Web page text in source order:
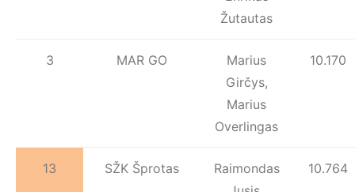
Žutautas
3 MAR GO
Marius
Girčys,
Marius
Overlingas
10.170
13 SŽK Šprotas
Raimondas
10.764